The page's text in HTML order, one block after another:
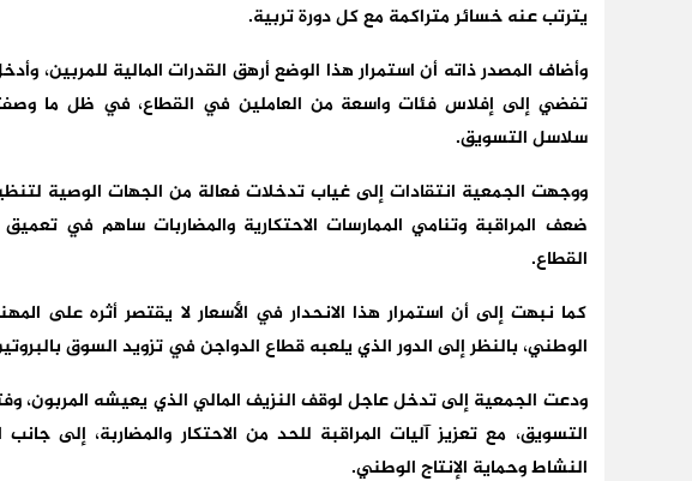
يترتب عنه خسائر متراكمة مع كل دورة تربية.
وأضاف المصدر ذاته أن استمرار هذا الوضع أرهق القدرات المالية
تفضي إلى إفلاس فئات واسعة من العاملين في القطاع، في ظل ما
سلاسل التسويق.
ووجهت الجمعية انتقادات إلى غياب تدخلات فعالة من الجهات الوصية
ضعف المراقبة وتنامي الممارسات الاحتكارية والمضاربات ساهم في
القطاع.
كما نبهت إلى أن استمرار هذا الانحدار في الأسعار لا يقتصر أثره على
الوطني، بالنظر إلى الدور الذي يلعبه قطاع الدواجن في تزويد السوق
ودعت الجمعية إلى تدخل عاجل لوقف النزيف المالي الذي يعيشه المربون،
التسويق، مع تعزيز آليات المراقبة للحد من الاحتكار والمضاربة، إلى
النشاط وحماية الإنتاج الوطني.